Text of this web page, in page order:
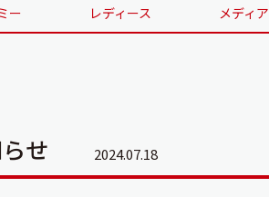
ー レディース メディア
せ 2024.07.18